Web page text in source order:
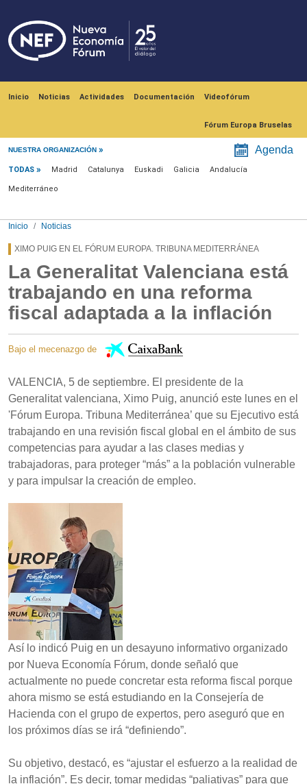
Inicio Noticias Actividades Documentación Videofórum
Fórum Europa Bruselas
NUESTRA ORGANIZACIÓN Agenda
Menú noticias
TODAS Madrid Catalunya Euskadi Galicia Andalucía
Mediterráneo
Inicio Noticias
XIMO PUIG EN EL FÓRUM EUROPA. TRIBUNA MEDITERRÁNEA
La Generalitat Valenciana está
trabajando en una reforma
fiscal adaptada a la inflación
Bajo el mecenazgo de
VALENCIA, 5 de septiembre. El presidente de la
Generalitat valenciana, Ximo Puig, anunció este lunes en el
'Fórum Europa. Tribuna Mediterránea’ que su Ejecutivo está
trabajando en una revisión fiscal global en el ámbito de sus
competencias para ayudar a las clases medias y
trabajadoras, para proteger “más” a la población vulnerable
y para impulsar la creación de empleo.
Así lo indicó Puig en un desayuno informativo organizado
por Nueva Economía Fórum, donde señaló que
actualmente no puede concretar esta reforma fiscal porque
ahora mismo se está estudiando en la Consejería de
Hacienda con el grupo de expertos, pero aseguró que en
los próximos días se irá “definiendo”.
Su objetivo, destacó, es “ajustar el esfuerzo a la realidad de
la inflación”. Es decir, tomar medidas “paliativas” para que